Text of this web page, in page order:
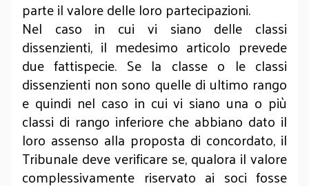
parte il valore delle loro partecipazioni.
Nel caso in cui vi siano delle classi
dissenzienti, il medesimo articolo prevede
due fattispecie. Se la classe o le classi
dissenzienti non sono quelle di ultimo rango
e quindi nel caso in cui vi siano una o più
classi di rango inferiore che abbiano dato il
loro assenso alla proposta di concordato, il
Tribunale deve verificare se, qualora il valore
complessivamente riservato ai soci fosse